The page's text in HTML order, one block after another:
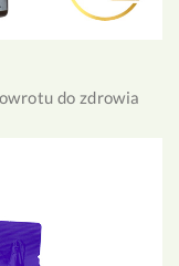
do zdrowia